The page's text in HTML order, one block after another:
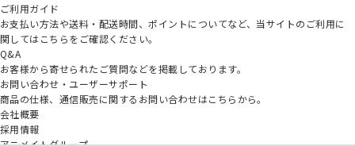
ご利用ガイド
お支払い方法や送料・配送時間、ポイントについてなど、当サイトのご利用に
関してはこちらをご確認ください。
Q&A
お客様から寄せられたご質問などを掲載しております。
お問い合わせ・ユーザーサポート
商品の仕様、通信販売に関するお問い合わせはこちらから。
会社概要
採用情報